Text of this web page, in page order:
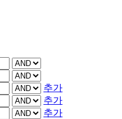
추가
추가
추가